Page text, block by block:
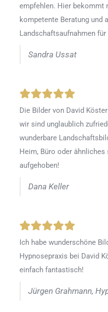
empfehlen. Hier bekommt
kompetente Beratung und
Landschaftsaufnahmen für
Sandra Ussat
Die Bilder von David
wir sind unglaublich
wunderbare
Heim, Büro oder
aufgehoben!
Dana Keller
Ich habe wunderschöne
Hypnosepraxis bei David
einfach fantastisch!
Jürgen Grahmann,